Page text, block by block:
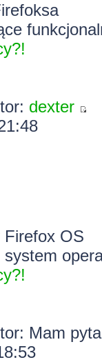
dexter
OS
Mam